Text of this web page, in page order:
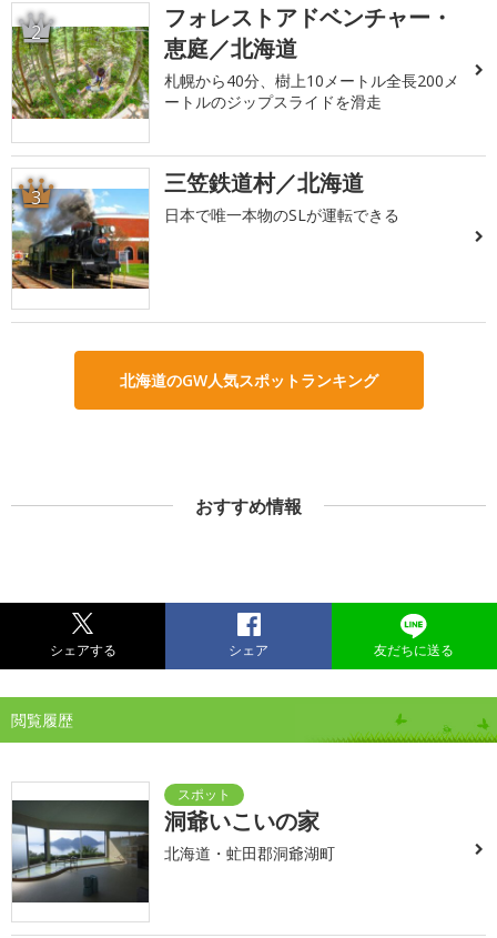
2
フォレストアドベンチャー・
恵庭／北海道
札幌から40分、樹上10メートル全長200メ
ートルのジップスライドを滑走
3 三笠鉄道村／北海道
日本で唯一本物のSLが運転できる
北海道のGW人気スポットランキング
おすすめ情報
シェアする シェア 友だちに送る
閲覧履歴
洞爺いこいの家
北海道・虻田郡洞爺湖町